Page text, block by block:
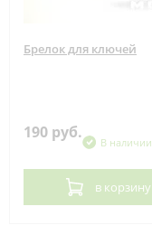
Брелок для ключей
190 руб.
В наличии
в корзину